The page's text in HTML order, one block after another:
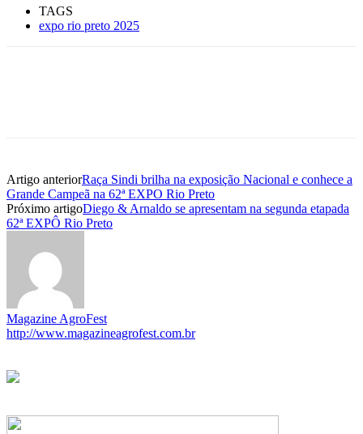
TAGS
expo rio preto 2025
Artigo anteriorRaça Sindi brilha na exposição Nacional e conhece a
Grande Campeã na 62ª EXPO Rio Preto
Próximo artigoDiego & Arnaldo se apresentam na segunda etapada
62ª EXPÔ Rio Preto
Magazine AgroFest
http://www.magazineagrofest.com.br